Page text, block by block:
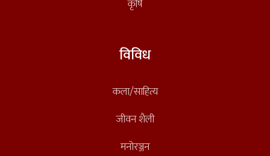
कृषि
विविध
कला/साहित्य
जीवन शैली
मनोरञ्जन